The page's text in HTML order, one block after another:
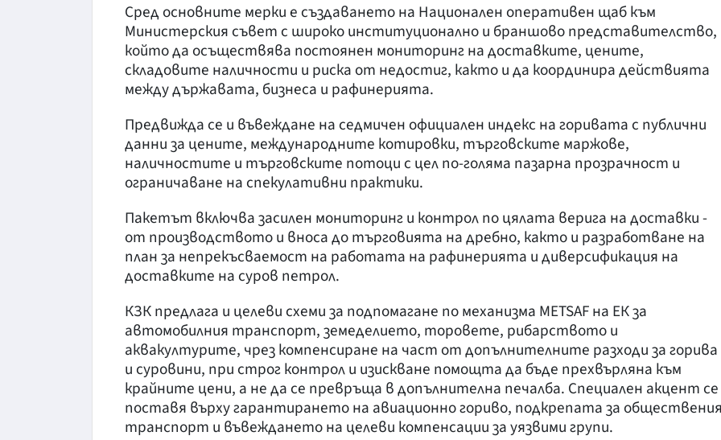
Сред основните мерки е създаването на Национален оперативен щаб към
Министерския съвет с широко институционално и браншово представителство,
който да осъществява постоянен мониторинг на доставките, цените,
складовите наличности и риска от недостиг, както и да координира действията
между държавата, бизнеса и рафинерията.
Предвижда се и въвеждане на седмичен официален индекс на горивата с публични
данни за цените, международните котировки, търговските маржове,
наличностите и търговските потоци с цел по-голяма пазарна прозрачност и
ограничаване на спекулативни практики.
Пакетът включва засилен мониторинг и контрол по цялата верига на доставки -
от производството и вноса до търговията на дребно, както и разработване на
план за непрекъсваемост на работата на рафинерията и диверсификация на
доставките на суров петрол.
КЗК предлага и целеви схеми за подпомагане по механизма METSAF на ЕК за
автомобилния транспорт, земеделието, торовете, рибарството и
аквакултурите, чрез компенсиране на част от допълнителните разходи за горива
и суровини, при строг контрол и изискване помощта да бъде прехвърляна към
крайните цени, а не да се превръща в допълнителна печалба. Специален акцент се
поставя върху гарантирането на авиационно гориво, подкрепата за
транспорт и въвеждането на целеви компенсации за уязвими групи.